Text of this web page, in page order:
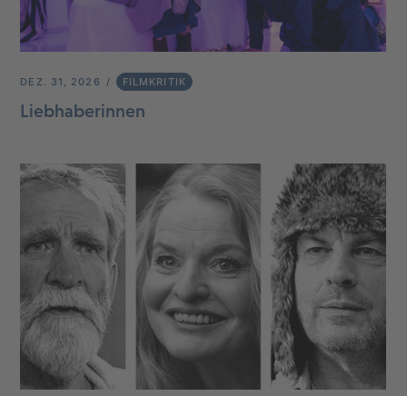
DEZ. 31, 2026 FILMKRITIK
Liebhaberinnen